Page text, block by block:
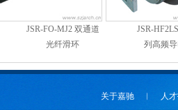
JSR-FO-MJ2 双通道
光纤滑环
JSR-
列高频
关于嘉驰 ︱ 人